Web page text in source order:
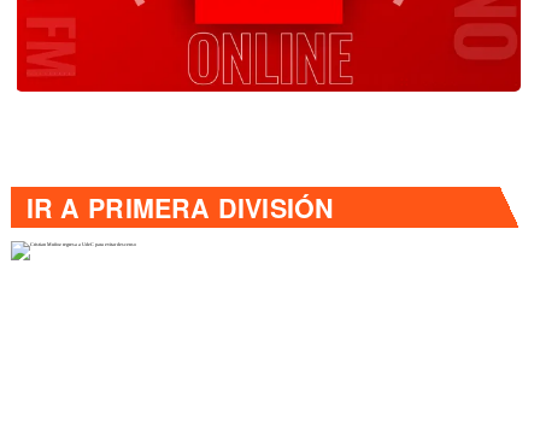
IR A PRIMERA DIVISIÓN